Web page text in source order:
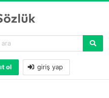
ol giriş yap